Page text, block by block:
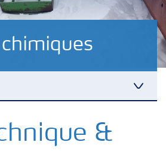
&